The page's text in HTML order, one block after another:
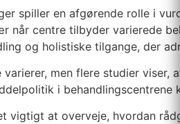
spiller en afgørende rolle i
når centre tilbyder varierede
og holistiske tilgange, der
varierer, men flere studier
i behandlingscentrene
vigtigt at overveje, hvordan